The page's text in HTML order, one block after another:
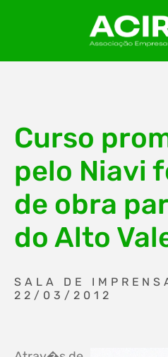
Curso
pelo Niavi
de obra
do Alto
SALA DE
22/03/2012